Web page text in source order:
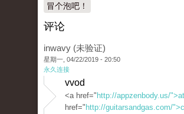
冒个泡吧！
评论
inwavy (未验证)
星期一, 04/22/2019 - 20:50
永久连接
vvod
<a href=" http://appzenbody.us/
href=" http://guitarsandgas.com/